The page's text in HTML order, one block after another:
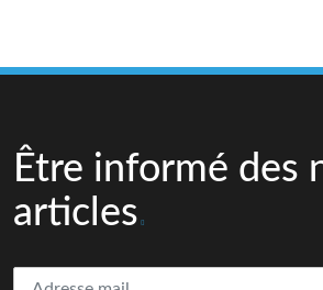
Être informé des
articles